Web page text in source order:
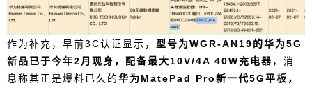
作为补充，早前3C认证显示， 型号为WGR-AN19的华为5G
新品已于今年2月现身，配备最大10V/4A 40W充电器，消
息称其正是爆料已久的华为MatePad Pro新一代5G平板，